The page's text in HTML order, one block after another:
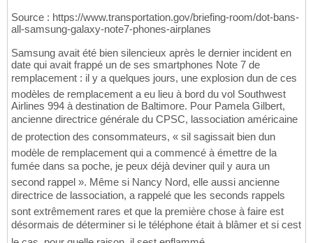
Source : https://www.transportation.gov/briefing-room/dot-bans-
all-samsung-galaxy-note7-phones-airplanes
Samsung avait été bien silencieux après le dernier incident en
date qui avait frappé un de ses smartphones Note 7 de
remplacement : il y a quelques jours, une explosion dun de ces
modèles de remplacement a eu lieu à bord du vol Southwest
Airlines 994 à destination de Baltimore. Pour Pamela Gilbert,
ancienne directrice générale du CPSC, lassociation américaine
de protection des consommateurs, « sil sagissait bien dun
modèle de remplacement qui a commencé à émettre de la
fumée dans sa poche, je peux déjà deviner quil y aura un
second rappel ». Même si Nancy Nord, elle aussi ancienne
directrice de lassociation, a rappelé que les seconds rappels
sont extrêmement rares et que la première chose à faire est
désormais de déterminer si le téléphone était à blâmer et si cest